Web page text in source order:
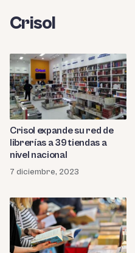
Crisol
Crisol expande su red de
librerías a 39 tiendas a
nivel nacional
7 diciembre, 2023